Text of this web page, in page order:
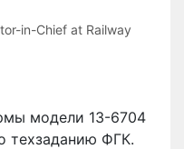
in-Chief at Railway
модели 13-6704
техзаданию ФГК.